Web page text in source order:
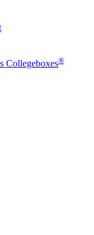
Collegeboxes®